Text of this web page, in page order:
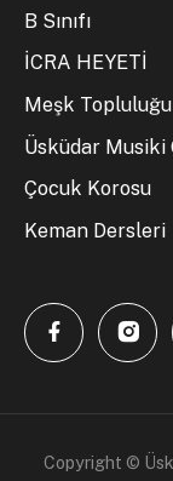
B Sınıfı
İCRA HEYETİ
Meşk Topluluğu
Üsküdar
Çocuk Korosu
Keman Dersleri
Copyright ©